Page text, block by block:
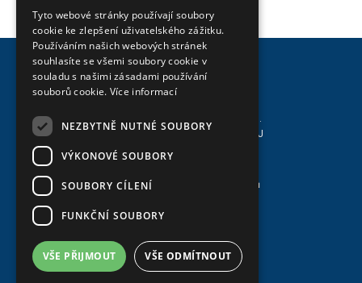
Svaz zakládání a údržby zeleně, z.s.
Asociace biobazénů a jezírek - ABAJ
Zásady zpracování osobních údajů
Najdete nás
na Facebooku
Tyto webové stránky používají soubory
cookie ke zlepšení uživatelského zážitku.
Používáním našich webových stránek
souhlasíte se všemi soubory cookie v
souladu s našimi zásadami používání
souborů cookie. Více informací
NEZBYTNĚ NUTNÉ SOUBORY
VÝKONOVÉ SOUBORY
SOUBORY CÍLENÍ
FUNKČNÍ SOUBORY
VŠE PŘIJMOUT VŠE ODMÍTNOUT